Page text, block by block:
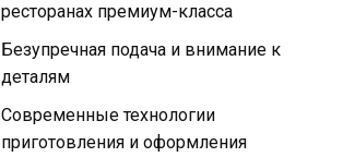
ресторанах премиум-класса
Безупречная подача и внимание к
деталям
Современные технологии
приготовления и оформления